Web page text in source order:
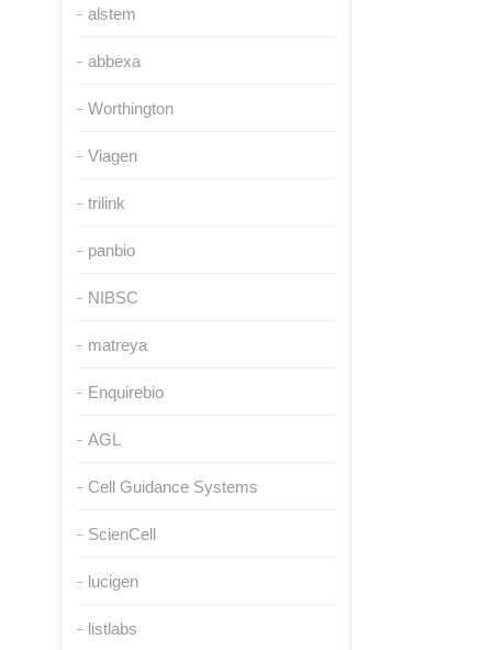
alstem
abbexa
Worthington
Viagen
trilink
panbio
NIBSC
matreya
Enquirebio
AGL
Cell Guidance Systems
ScienCell
lucigen
listlabs